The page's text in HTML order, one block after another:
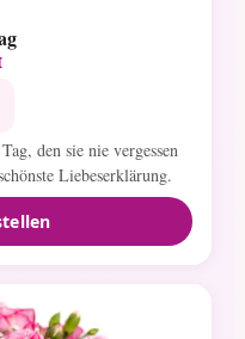
den sie nie vergessen
Liebeserklärung.